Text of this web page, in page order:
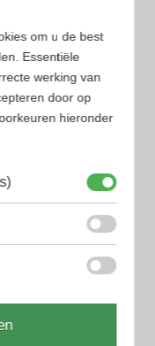
om u de best
Essentiële
werking van
door op
hieronder